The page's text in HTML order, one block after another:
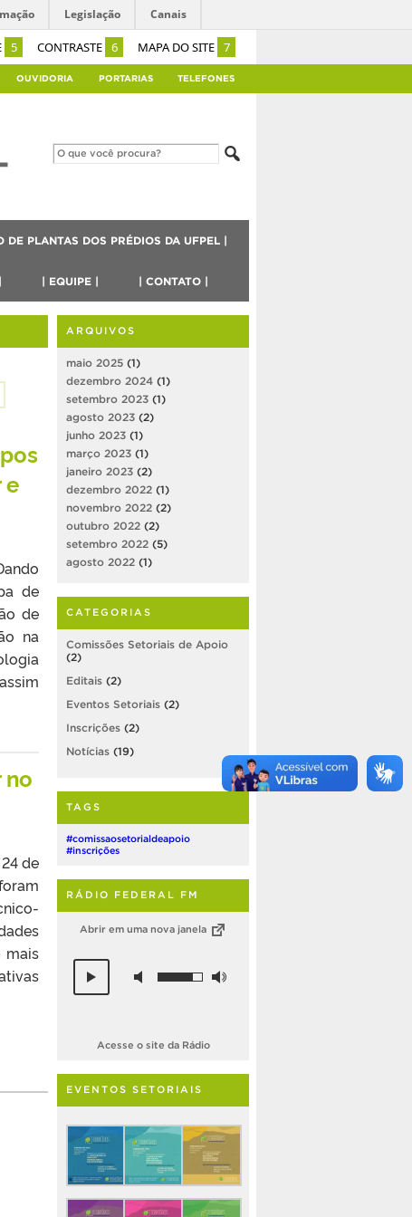
5 CONTRASTE 6 MAPA DO SITE 7
Legislação Canais
OUVIDORIA PORTARIAS TELEFONES
DE PLANTAS DOS PRÉDIOS DA UFPEL |
| EQUIPE | | CONTATO |
e
de
de
na
no
de
mais
ARQUIVOS
maio 2025 (1)
dezembro 2024 (1)
setembro 2023 (1)
agosto 2023 (2)
junho 2023 (1)
março 2023 (1)
janeiro 2023 (2)
dezembro 2022 (1)
novembro 2022 (2)
outubro 2022 (2)
setembro 2022 (5)
agosto 2022 (1)
CATEGORIAS
Comissões Setoriais de Apoio
(2)
Editais (2)
Eventos Setoriais (2)
Inscrições (2)
Notícias (19)
TAGS
#comissaosetorialdeapoio
#inscrições
RÁDIO FEDERAL FM
Abrir em uma nova janela
Acesse o site da Rádio
EVENTOS SETORIAIS